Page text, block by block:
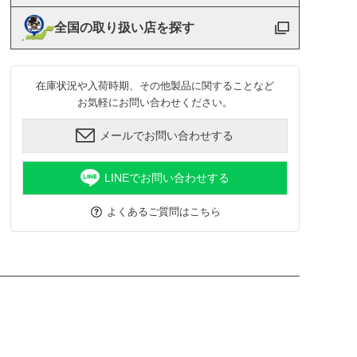
全国の取り扱い店を探す
在庫状況や入荷時期、その他製品に関することなど
お気軽にお問い合わせください。
メールでお問い合わせする
LINEでお問い合わせする
よくあるご質問はこちら